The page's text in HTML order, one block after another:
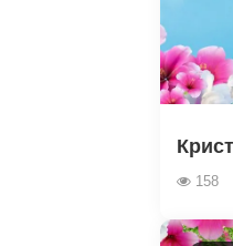
158